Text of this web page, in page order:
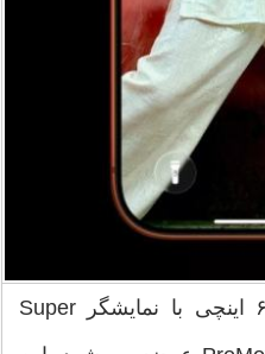
آیفون ۱۷ پرو در اندازه ۶.۳ اینچی با نمایشگر Super